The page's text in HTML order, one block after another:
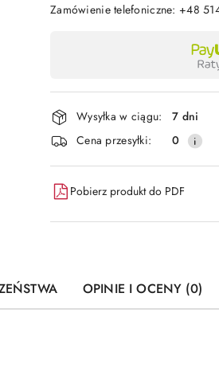
Zamówienie telefoniczne: +48
płatność
i
dostawa
Wysyłka w ciągu:
7 dni
Cena przesyłki:
0
Pobierz produkt do PDF
OPINIE I OCENY (0)